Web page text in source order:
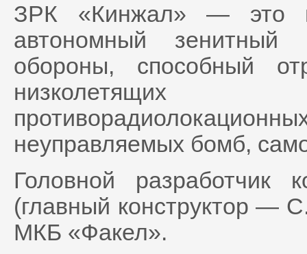
ЗРК «Кинжал» — это
автономный зенитный
обороны, способный
низколетящих
неуправляемых бомб,
Головной
(главный конструктор —
МКБ «Факел».